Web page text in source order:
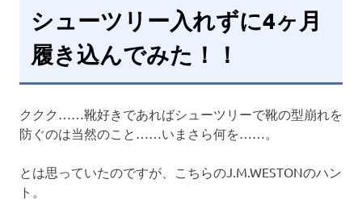
シューツリー入れずに4ヶ月
履き込んでみた！！
ククク……靴好きであればシューツリーで靴の型崩れを
防ぐのは当然のこと……いまさら何を……。
とは思っていたのですが、こちらのJ.M.WESTONのハン
ト。